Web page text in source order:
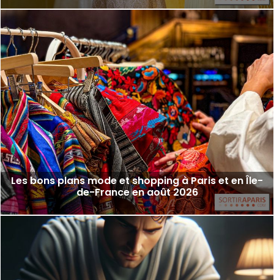
Les bons plans mode et shopping à Paris et en Île-
de-France en août 2026